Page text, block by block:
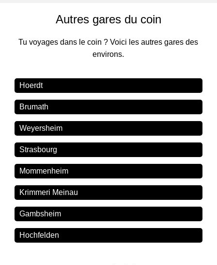
Autres gares du coin
Tu voyages dans le coin ? Voici les autres gares des
environs.
Hoerdt
Brumath
Weyersheim
Strasbourg
Mommenheim
Krimmeri Meinau
Gambsheim
Hochfelden